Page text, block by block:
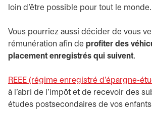
loin d’être possible pour tout le monde.
Vous pourriez aussi décider de vous
rémunération afin de profiter des
placement enregistrés qui suivent.
REEE (régime enregistré d’épargne-
à l’abri de l’impôt et de recevoir des
études postsecondaires de vos enfants